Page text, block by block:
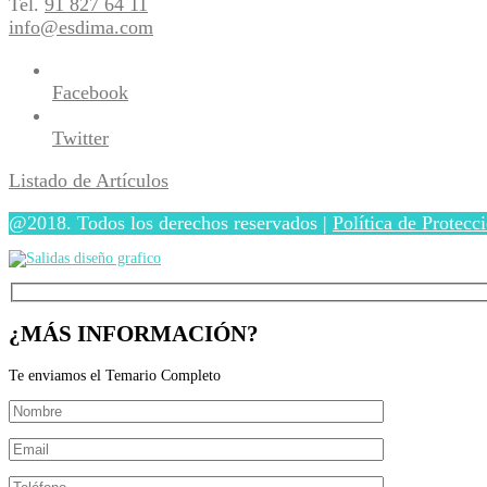
Tel. 91 827 64 11
info@esdima.com
Facebook
Twitter
Listado de Artículos
@2018. Todos los derechos reservados | Política de
¿MÁS INFORMACIÓN?
Te enviamos el Temario Completo